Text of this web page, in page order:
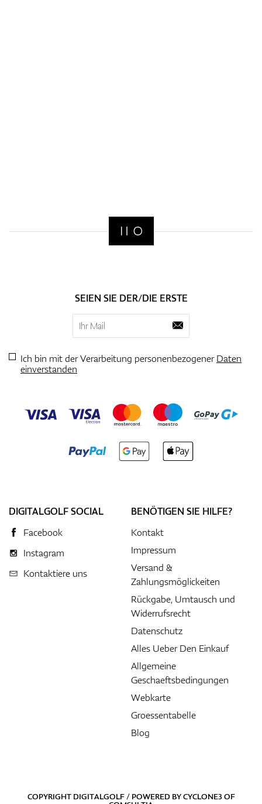
SEIEN SIE DER/DIE ERSTE
Ich bin mit der Verarbeitung personenbezogenerDaten
einverstanden
DIGITALGOLF SOCIAL
Facebook
Instagram
Kontaktiere uns
BENÖTIGEN SIE HILFE?
Kontakt
Impressum
Versand &
Zahlungsmöglickeiten
Rückgabe, Umtausch und
Widerrufsrecht
Datenschutz
Alles Ueber Den Einkauf
Allgemeine
Geschaeftsbedingungen
Webkarte
Groessentabelle
Blog
COPYRIGHT DIGITALGOLF / POWERED BYCYCLONE3OF